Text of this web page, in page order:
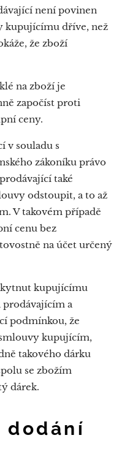
není povinen
kupujícímu dříve, než
že zboží
na zboží je
započíst proti
ceny.
v souladu s
zákoníku právo
také
odstoupit, a to až
V takovém případě
cenu bez
na účet určený
kupujícímu
prodávajícím a
podmínkou, že
kupujícím,
takového dárku
se zbožím
dárek.
dodání